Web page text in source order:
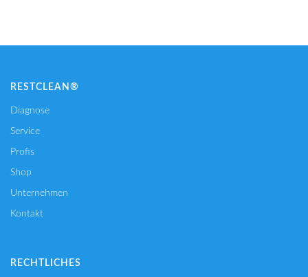
RESTCLEAN®
Diagnose
Service
Profis
Shop
Unternehmen
Kontakt
RECHTLICHES